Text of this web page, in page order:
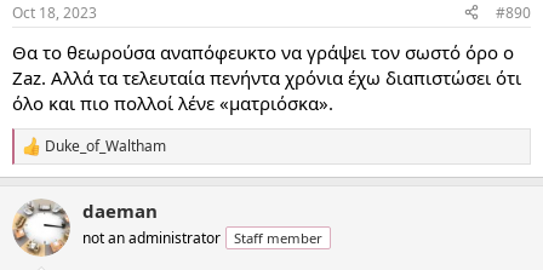
Oct 18, 2023 #890
Θα το θεωρούσα αναπόφευκτο να γράψει τον σωστό όρο ο
Zaz. Αλλά τα τελευταία πενήντα χρόνια έχω διαπιστώσει ότι
όλο και πιο πολλοί λένε «ματριόσκα».
R
e
c
t
i
Duke_of_Waltham
daeman
not an administrator Staff member